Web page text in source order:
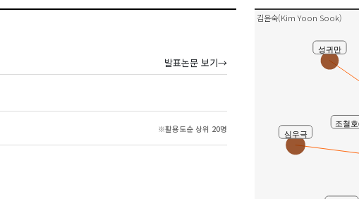
발표논문 보기→
※활용도순 상위 20명
김윤숙(Kim Yoon Sook)
성귀만
심우극
조철